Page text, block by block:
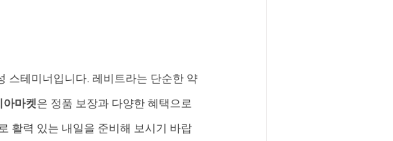
스테미너입니다. 레비트라는 단순한 약
아마켓은 정품 보장과 다양한 혜택으로
활력 있는 내일을 준비해 보시기 바랍